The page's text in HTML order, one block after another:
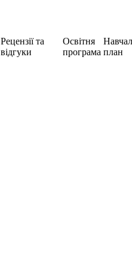
Рецензії та
відгуки
Освітня
програма план